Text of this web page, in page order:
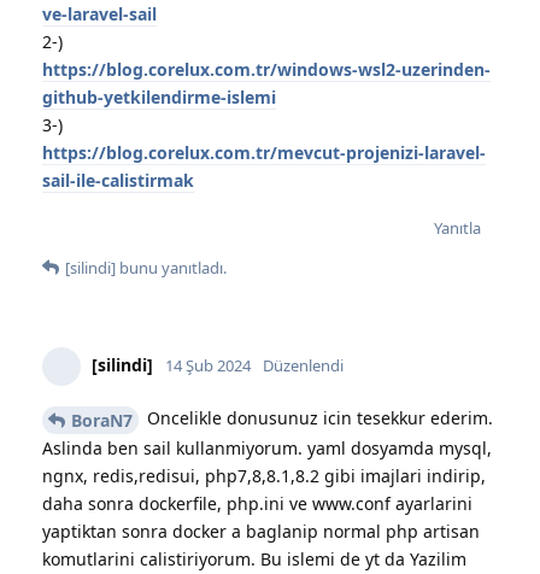
ve-laravel-sail
2-)
https://blog.corelux.com.tr/windows-wsl2-uzerinden-
github-yetkilendirme-islemi
3-)
https://blog.corelux.com.tr/mevcut-projenizi-laravel-
sail-ile-calistirmak
Yanıtla
[silindi] bunu yanıtladı.
[silindi] 14 Şub 2024 Düzenlendi
BoraN7
Oncelikle donusunuz icin tesekkur ederim.
Aslinda ben sail kullanmiyorum. yaml dosyamda mysql,
ngnx, redis,redisui, php7,8,8.1,8.2 gibi imajlari indirip,
daha sonra dockerfile, php.ini ve www.conf ayarlarini
yaptiktan sonra docker a baglanip normal php artisan
komutlarini calistiriyorum. Bu islemi de yt da Yazilim